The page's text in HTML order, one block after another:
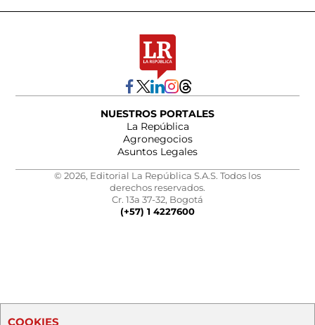
NUESTROS PORTALES
La República
Agronegocios
Asuntos Legales
© 2026, Editorial La República S.A.S. Todos los
derechos reservados.
Cr. 13a 37-32, Bogotá
(+57) 1 4227600
COOKIES